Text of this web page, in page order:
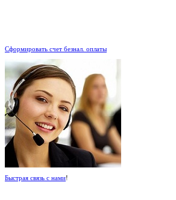
Сформировать счет безнал. оплаты
Быстрая связь с нами!